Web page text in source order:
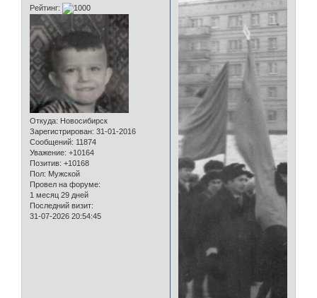
Рейтинг:
Откуда: Новосибирск
Зарегистрирован: 31-01-2016
Сообщений: 11874
Уважение: +10164
Позитив: +10168
Пол: Мужской
Провел на форуме:
1 месяц 29 дней
Последний визит:
31-07-2026 20:54:45